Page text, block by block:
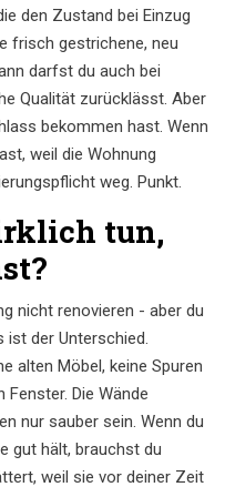
den Zustand bei Einzug
frisch gestrichene, neu
darfst du auch bei
Qualität zurücklässt. Aber
bekommen hast. Wenn
weil die Wohnung
weg. Punkt.
tun,
nicht renovieren - aber du
ist der Unterschied.
alten Möbel, keine Spuren
Die Wände
nur sauber sein. Wenn du
gut hält, brauchst du
weil sie vor deiner Zeit